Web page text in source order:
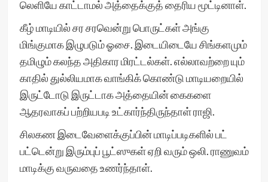
லெளியே காட்டாமல் அத்தைக்குத் தைரிய மூட்டினாள்.
கீழ் மாடியில் சர சரவென்று பொருட்கள் அங்கு
மிங்குமாக இழுபடும் ஓசை. இடையிடையே சிங்களமும்
தமிழும் கலந்த அதிகார மிரட்டல்கள். எல்லாவற்றை யும்
காதில் துல்லியமாக வாங்கிக் கொண்டு மாடியறையில்
இருட்டோடு இருட்டாக அத்தையின் கைகளை
ஆதரவாகப் பற்றியபடி உட்கார்ந்திருந்தாள் ராஜி.
சிலகண இடைவேளைக்குப்பின் மாடிப்படிகளில் பட்
பட்டென்று இரும்புப் பூட்ஸுகள் ஏறி வரும் ஒலி. ராணுவம்
மாடிக்கு வருவதை உணர்ந்தாள்.